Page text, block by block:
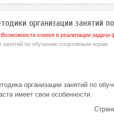
организации занятий
Возможности хоккея в реализации задачи
занятий по обучению спортивным играм
организации занятий по
имеет свои особенности.